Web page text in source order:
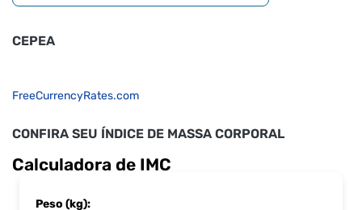
CEPEA
FreeCurrencyRates.com
CONFIRA SEU ÍNDICE DE MASSA CORPORAL
Calculadora de IMC
Peso (kg):